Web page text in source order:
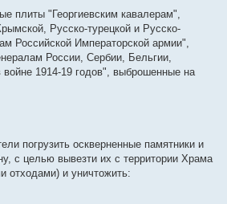
плиты "Георгиевским кавалерам",
Русско-турецкой и Русско-
Российской Императорской армии",
России, Сербии, Бельгии,
1914-19 годов", выброшенные на
погрузить оскверненные памятники и
с целью вывезти их с территории Храма
отходами) и уничтожить: